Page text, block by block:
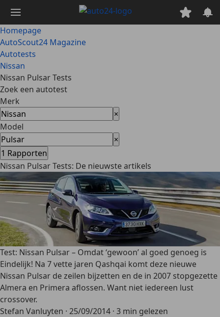
naar
hoofdinhoud
Homepage
AutoScout24 Magazine
Autotests
Nissan
Nissan Pulsar Tests
Zoek een autotest
Merk
×
Model
×
1 Rapporten
Nissan Pulsar Tests: De nieuwste artikels
Test: Nissan Pulsar – Omdat ‘gewoon’ al goed genoeg is
Eindelijk! Na 7 vette jaren Qashqai komt deze nieuwe
Nissan Pulsar de zeilen bijzetten en de in 2007 stopgezette
Almera en Primera aflossen. Want niet iedereen lust
crossover.
Stefan Vanluyten · 25/09/2014 · 3 min gelezen